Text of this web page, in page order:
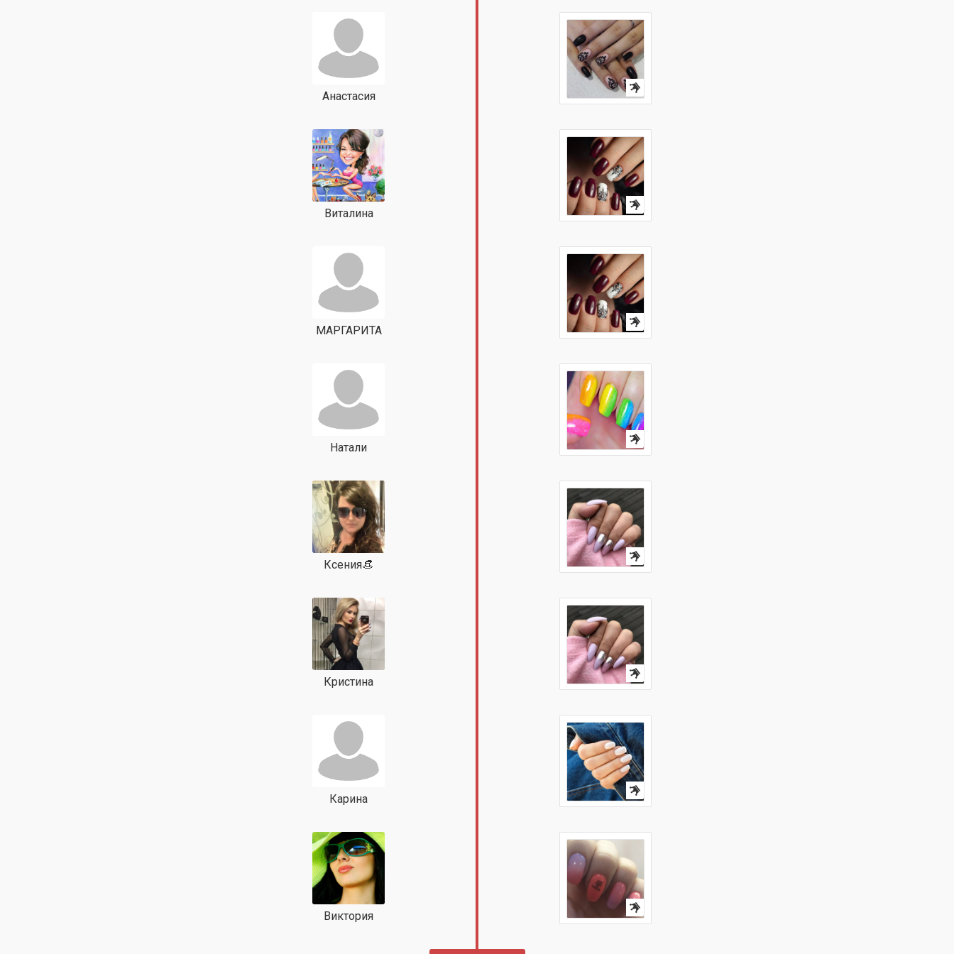
Анастасия
Виталина
МАРГАРИТА
Натали
Ксения👒
Кристина
Карина
Виктория